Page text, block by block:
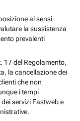
ai sensi
la sussistenza
prevalenti
17 del Regolamento,
la cancellazione dei
che non
i tempi
servizi Fastweb e